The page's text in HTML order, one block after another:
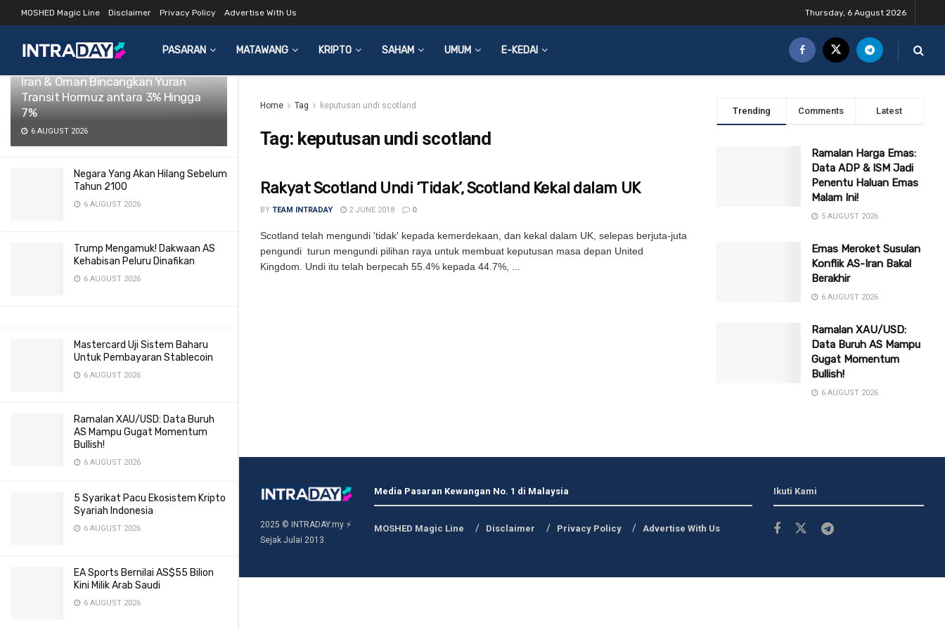
LATEST TRENDING Filter
Iran & Oman Bincangkan Yuran
Transit Hormuz antara 3% Hingga
7%
6 AUGUST 2026
Negara Yang Akan Hilang Sebelum
Tahun 2100
6 AUGUST 2026
Trump Mengamuk! Dakwaan AS
Kehabisan Peluru Dinafikan
6 AUGUST 2026
Mastercard Uji Sistem Baharu
Untuk Pembayaran Stablecoin
6 AUGUST 2026
Ramalan XAU/USD: Data Buruh
AS Mampu Gugat Momentum
Bullish!
6 AUGUST 2026
5 Syarikat Pacu Ekosistem Kripto
Syariah Indonesia
6 AUGUST 2026
EA Sports Bernilai AS$55 Bilion
Kini Milik Arab Saudi
6 AUGUST 2026
MOSHED Magic Line Disclaimer Privacy Policy Advertise With Us Thursday, 6 August 2026
PASARAN MATAWANG KRIPTO SAHAM UMUM E-KEDAI
Home Tag keputusan undi scotland
Tag: keputusan undi scotland
Rakyat Scotland Undi ‘Tidak’, Scotland Kekal dalam UK
BY TEAM INTRADAY 2 JUNE 2018 0
Scotland telah mengundi 'tidak' kepada kemerdekaan, dan kekal dalam UK, selepas berjuta-juta
pengundi turun mengundi pilihan raya untuk membuat keputusan masa depan United
Kingdom. Undi itu telah berpecah 55.4% kepada 44.7%, ...
Trending Comments Latest
Ramalan Harga Emas:
Data ADP & ISM Jadi
Penentu Haluan Emas
Malam Ini!
5 AUGUST 2026
Emas Meroket Susulan
Konflik AS-Iran Bakal
Berakhir
6 AUGUST 2026
Ramalan XAU/USD:
Data Buruh AS Mampu
Gugat Momentum
Bullish!
6 AUGUST 2026
2025 © INTRADAY.my ⚡
Sejak Julai 2013.
Media Pasaran Kewangan No. 1 di Malaysia
MOSHED Magic Line Disclaimer Privacy Policy Advertise With Us
Ikuti Kami